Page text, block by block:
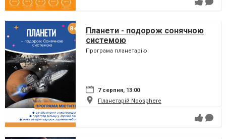
Планети - подорож сонячною
системою
Програма планетарію
7 серпня, 13:00
Планетарій Noosphere